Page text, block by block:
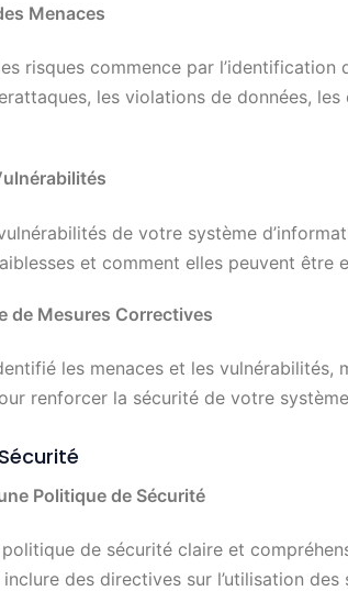
Menaces
risques commence par
les violations de données, les
de votre système
et comment elles peuvent être
de Mesures Correctives
les menaces et les vulnérabilités,
renforcer la sécurité de votre
Politique de Sécurité
de sécurité claire et
des directives sur l’utilisation